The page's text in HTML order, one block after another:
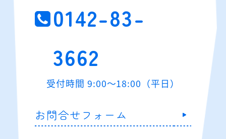
0142-83-
3662
受付時間 9:00～18:00（平日）
お問合せフォーム